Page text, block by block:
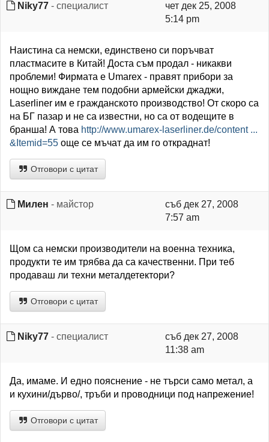
Niky77 - специалист
чет дек 25, 2008
5:14 pm
Наистина са немски, единствено си поръчват
пластмасите в Китай! Доста съм продал - никакви
проблеми! Фирмата е Umarex - правят прибори за
нощно виждане тем подобни армейски джаджи,
Laserliner им е гражданското производство! От скоро са
на БГ пазар и не са известни, но са от водещите в
бранша! А това http://www.umarex-laserliner.de/content ...
&Itemid=55 още се мъчат да им го откраднат!
Отговори с цитат
Милен - майстор
съб дек 27, 2008
7:57 am
Щом са немски производители на военна техника,
продукти те им трябва да са качественни. При теб
продаваш ли техни металдетектори?
Отговори с цитат
Niky77 - специалист
съб дек 27, 2008
11:38 am
Да, имаме. И едно пояснение - не търси само метал, а
и кухини/дърво/, тръби и проводници под напрежение!
Отговори с цитат